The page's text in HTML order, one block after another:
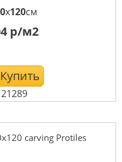
x120см
р/м2
Купить
carving Protiles